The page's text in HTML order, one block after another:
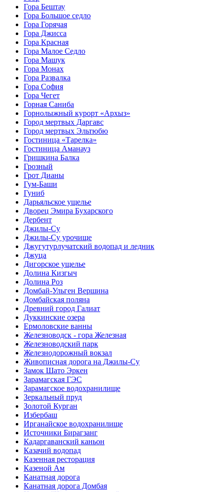
Гора Бештау
Гора Большое седло
Гора Горячая
Гора Джисса
Гора Красная
Гора Малое Седло
Гора Машук
Гора Монах
Гора Развалка
Гора София
Гора Чегет
Горная Саниба
Горнолыжный курорт «Архыз»
Город мертвых Даргавс
Город мертвых Эльтюбю
Гостиница «Тарелка»
Гостиница Аманауз
Гришкина Балка
Грозный
Грот Дианы
Гум-Баши
Гуниб
Дарьяльское ущелье
Дворец Эмира Бухарского
Дербент
Джилы-Су
Джилы-Су урочище
Джугутурлучатский водопад и ледник
Джуца
Дигорское ущелье
Долина Кизгыч
Долина Роз
Домбай-Ульген Вершина
Домбайская поляна
Древний город Галиат
Дуккинские озера
Ермоловские ванны
Железноводск - гора Железная
Железноводский парк
Железнодорожный вокзал
Живописная дорога на Джилы-Су
Замок Шато Эркен
Зарамагская ГЭС
Зарамагское водохранилище
Зеркальный пруд
Золотой Курган
Избербаш
Ирганайское водохранилище
Источники Бирагзанг
Кадаргаванский каньон
Казачий водопад
Казенная ресторация
Казеной Ам
Канатная дорога
Канатная дорога Домбая